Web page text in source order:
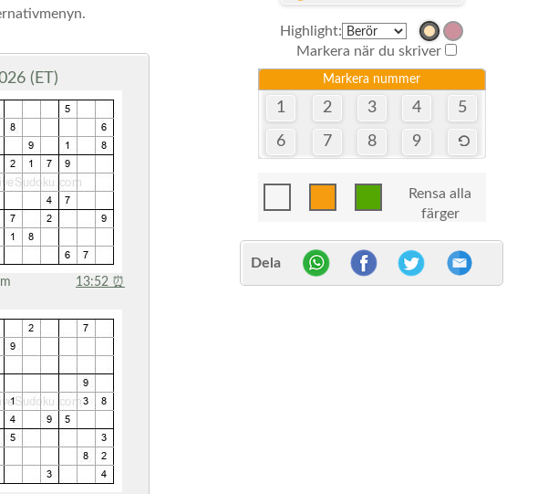
(ET)
13:52 ⏰
Highlight:
Markera när du skriver
Markera nummer
1 2 3 4 5
6 7 8 9
Rensa alla
färger
Dela